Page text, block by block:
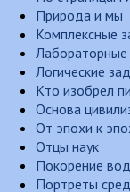
Природа и мы
Комплексные
Лабораторные
Логические
Кто изобрел
Основа
От эпохи к
Отцы наук
Покорение вод
Портреты